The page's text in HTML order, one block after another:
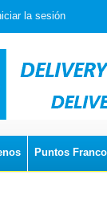
la sesión
Puntos Franco